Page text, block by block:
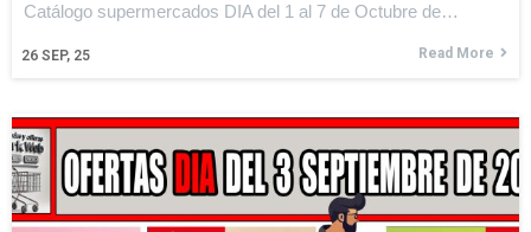
26 SEP, 25
Catálogo supermercados DIA del 1 al 7 de Octubre de…
Read More